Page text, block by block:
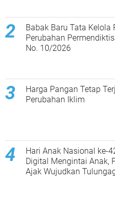
Babak Baru Tata Kelola
Perubahan
No. 10/2026
Harga Pangan Tetap
Perubahan Iklim
Hari Anak Nasional ke-
Digital Mengintai Anak,
Ajak Wujudkan